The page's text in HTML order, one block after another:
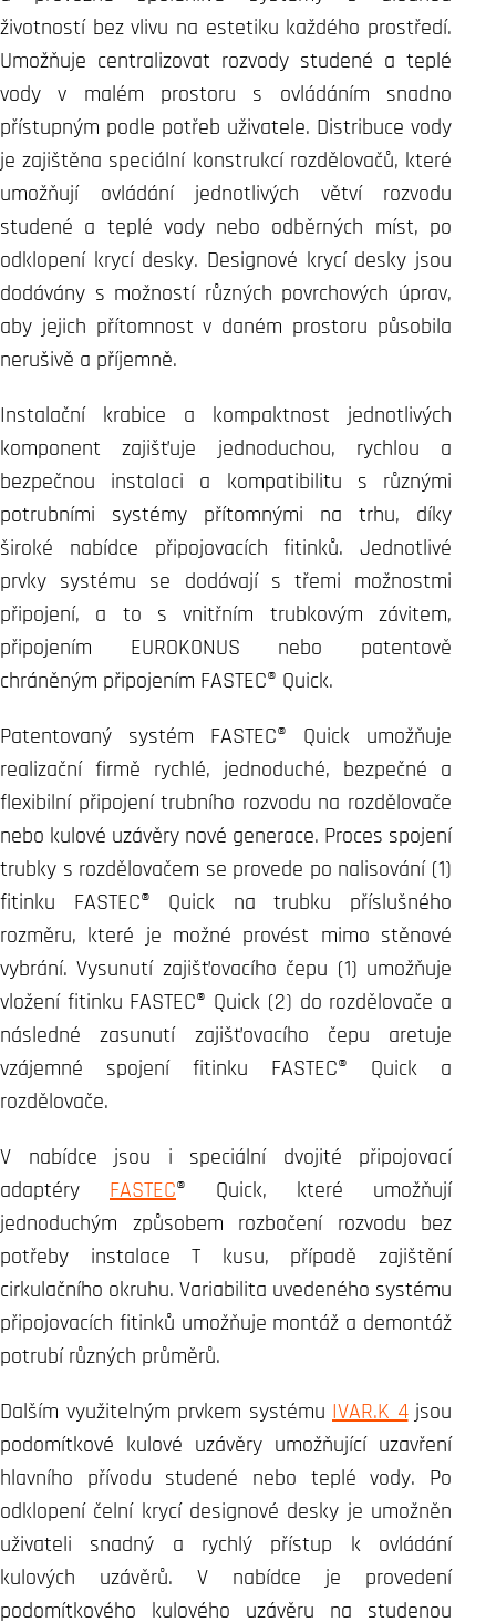
životností bez vlivu na estetiku každého prostředí.
Umožňuje centralizovat rozvody studené a teplé
vody v malém prostoru s ovládáním snadno
přístupným podle potřeb uživatele. Distribuce vody
je zajištěna speciální konstrukcí rozdělovačů, které
umožňují ovládání jednotlivých větví rozvodu
studené a teplé vody nebo odběrných míst, po
odklopení krycí desky. Designové krycí desky jsou
dodávány s možností různých povrchových úprav,
aby jejich přítomnost v daném prostoru působila
nerušivě a příjemně.
Instalační krabice a kompaktnost jednotlivých
komponent zajišťuje jednoduchou, rychlou a
bezpečnou instalaci a kompatibilitu s různými
potrubními systémy přítomnými na trhu, díky
široké nabídce připojovacích fitinků. Jednotlivé
prvky systému se dodávají s třemi možnostmi
připojení, a to s vnitřním trubkovým závitem,
připojením EUROKONUS nebo patentově
chráněným připojením FASTEC® Quick.
Patentovaný systém FASTEC® Quick umožňuje
realizační firmě rychlé, jednoduché, bezpečné a
flexibilní připojení trubního rozvodu na rozdělovače
nebo kulové uzávěry nové generace. Proces spojení
trubky s rozdělovačem se provede po nalisování (1)
fitinku FASTEC® Quick na trubku příslušného
rozměru, které je možné provést mimo stěnové
vybrání. Vysunutí zajišťovacího čepu (1) umožňuje
vložení fitinku FASTEC® Quick (2) do rozdělovače a
následné zasunutí zajišťovacího čepu aretuje
vzájemné spojení fitinku FASTEC® Quick a
rozdělovače.
V nabídce jsou i speciální dvojité připojovací
adaptéry FASTEC® Quick, které umožňují
jednoduchým způsobem rozbočení rozvodu bez
potřeby instalace T kusu, případě zajištění
cirkulačního okruhu. Variabilita uvedeného systému
připojovacích fitinků umožňuje montáž a demontáž
potrubí různých průměrů.
Dalším využitelným prvkem systému IVAR.K 4jsou
podomítkové kulové uzávěry umožňující uzavření
hlavního přívodu studené nebo teplé vody. Po
odklopení čelní krycí designové desky je umožněn
uživateli snadný a rychlý přístup k ovládání
kulových uzávěrů. V nabídce je provedení
podomítkového kulového uzávěru na studenou